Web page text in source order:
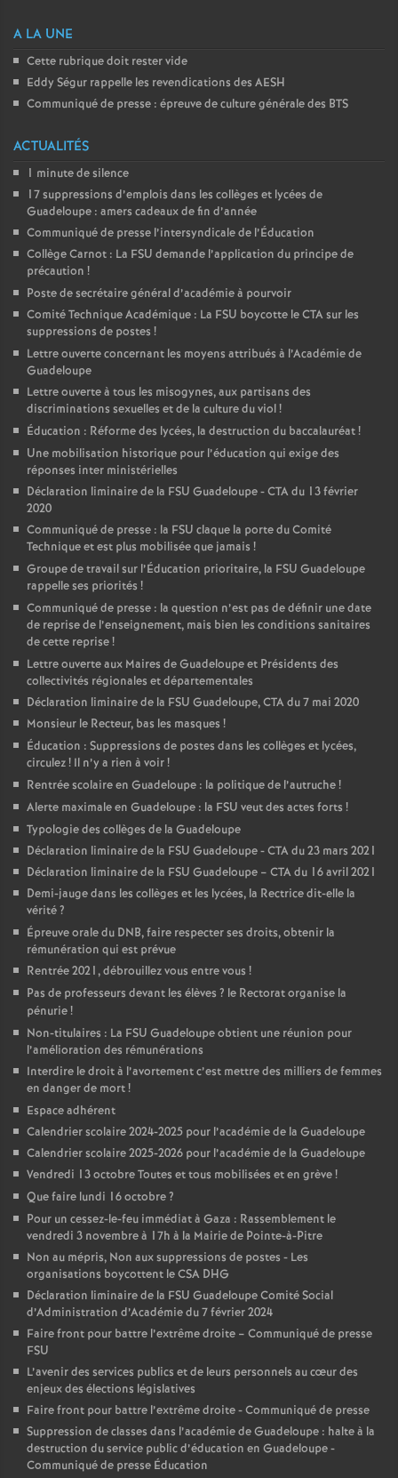
A LA UNE
Cette rubrique doit rester vide
Eddy Ségur rappelle les revendications des AESH
Communiqué de presse : épreuve de culture générale des BTS
ACTUALITÉS
1 minute de silence
17 suppressions d’emplois dans les collèges et lycées de
Guadeloupe : amers cadeaux de fin d’année
Communiqué de presse l’intersyndicale de l’Éducation
Collège Carnot : La FSU demande l’application du principe de
précaution !
Poste de secrétaire général d’académie à pourvoir
Comité Technique Académique : La FSU boycotte le CTA sur les
suppressions de postes !
Lettre ouverte concernant les moyens attribués à l’Académie de
Guadeloupe
Lettre ouverte à tous les misogynes, aux partisans des
discriminations sexuelles et de la culture du viol!
Éducation : Réforme des lycées, la destruction du baccalauréat!
Une mobilisation historique pour l’éducation qui exige des
réponses inter ministérielles
Déclaration liminaire de la FSU Guadeloupe - CTA du 13 février
2020
Communiqué de presse : la FSU claque la porte du Comité
Technique et est plus mobilisée que jamais !
Groupe de travail sur l’Éducation prioritaire, la FSU Guadeloupe
rappelle ses priorités !
Communiqué de presse : la question n’est pas de définir une date
de reprise de l’enseignement, mais bien les conditions sanitaires
de cette reprise!
Lettre ouverte aux Maires de Guadeloupe et Présidents des
collectivités régionales et départementales
Déclaration liminaire de la FSU Guadeloupe, CTA du 7 mai 2020
Monsieur le Recteur, bas les masques !
Éducation : Suppressions de postes dans les collèges et lycées,
circulez! Il n’y a rien à voir!
Rentrée scolaire en Guadeloupe : la politique de l’autruche!
Alerte maximale en Guadeloupe : la FSU veut des actes forts !
Typologie des collèges de la Guadeloupe
Déclaration liminaire de la FSU Guadeloupe - CTA du 23 mars 2021
Déclaration liminaire de la FSU Guadeloupe – CTA du 16 avril 2021
Demi-jauge dans les collèges et les lycées, la Rectrice dit-elle la
vérité?
Épreuve orale du DNB, faire respecter ses droits, obtenir la
rémunération qui est prévue
Rentrée 2021, débrouillez vous entre vous !
Pas de professeurs devant les élèves ? le Rectorat organise la
pénurie!
Non-titulaires : La FSU Guadeloupe obtient une réunion pour
l’amélioration des rémunérations
Interdire le droit à l’avortement c’est mettre des milliers de femmes
en danger de mort!
Espace adhérent
Calendrier scolaire 2024-2025 pour l’académie de la Guadeloupe
Calendrier scolaire 2025-2026 pour l’académie de la Guadeloupe
Vendredi 13 octobre Toutes et tous mobilisées et en grève!
Que faire lundi 16 octobre?
Pour un cessez-le-feu immédiat à Gaza : Rassemblement le
vendredi 3 novembre à 17h à la Mairie de Pointe-à-Pitre
Non au mépris, Non aux suppressions de postes - Les
organisations boycottent le CSA DHG
Déclaration liminaire de la FSU Guadeloupe Comité Social
d’Administration d’Académie du 7 février 2024
Faire front pour battre l’extrême droite – Communiqué de presse
FSU
L’avenir des services publics et de leurs personnels au cœur des
enjeux des élections législatives
Faire front pour battre l’extrême droite - Communiqué de presse
Suppression de classes dans l’académie de Guadeloupe : halte à la
destruction du service public d’éducation en Guadeloupe -
Communiqué de presse Éducation